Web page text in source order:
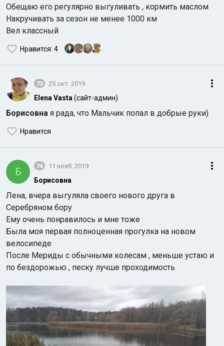
Обещаю его регулярно выгуливать , кормить маслом
Накручивать за сезон не менее 1000 км
Вел классный
Нравится: 4
73 25 окт. 2019
Elena Vasta (сайт-админ)
Борисовна я рада, что Мальчик попал в добрые руки)
Нравится
Б 74 11 нояб. 2019
Борисовна
Лена, вчера выгуляла своего нового друга в
Серебряном бору
Ему очень понравилось и мне тоже
Была моя первая полноценная прогулка на новом
велосипеде
После Мериды с обычными колесам , меньше устаю и
по бездорожью , песку лучше проходимость